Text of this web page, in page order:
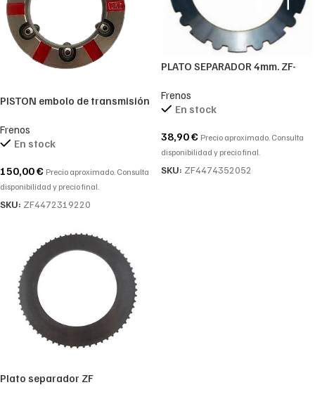
PISTON embolo de transmisión
4472 319 220 – 4472.319.220
Frenos
En stock
150,00€ Precio aproximado. Consulta
disponibilidad y precio final.
SKU: ZF4472319220
PLATO SEPARADOR 4mm. ZF-
4474 352 052
Frenos
En stock
38,90€ Precio aproximado. Consulta
disponibilidad y precio final.
SKU: ZF4474352052
Plato separador ZF